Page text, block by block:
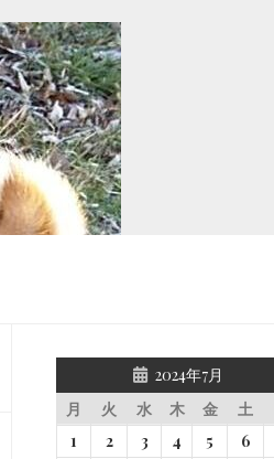
2024年7月
月
火 水 木 金 土
1
2 3 4 5 6